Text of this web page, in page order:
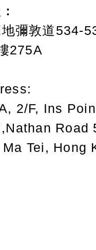
彌敦道534-
275A
2/F, Ins
Road
Ma Tei, Hong